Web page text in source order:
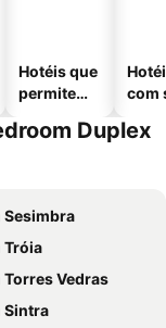
Hotéis que
permitem
com
Duplex
Sesimbra
Tróia
Torres Vedras
Sintra